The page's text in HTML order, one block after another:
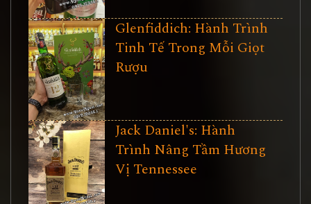
Glenfiddich: Hành Trình
Tinh Tế Trong Mỗi Giọt
Rượu
Jack Daniel's: Hành
Trình Nâng Tầm Hương
Vị Tennessee